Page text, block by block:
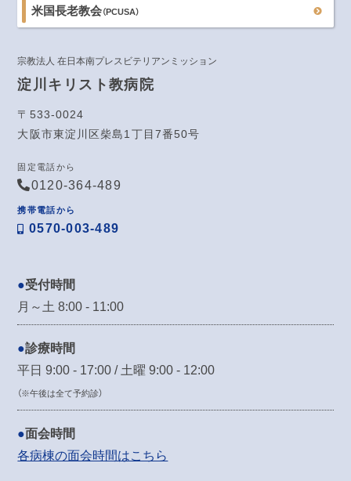
米国長老教会（PCUSA）
宗教法人 在日本南プレスビテリアンミッション
淀川キリスト教病院
〒533-0024
大阪市東淀川区柴島1丁目7番50号
固定電話から
0120-364-489
携帯電話から
0570-003-489
受付時間
月～土 8:00 - 11:00
診療時間
平日 9:00 - 17:00 / 土曜 9:00 - 12:00
（※午後は全て予約診）
面会時間
各病棟の面会時間はこちら